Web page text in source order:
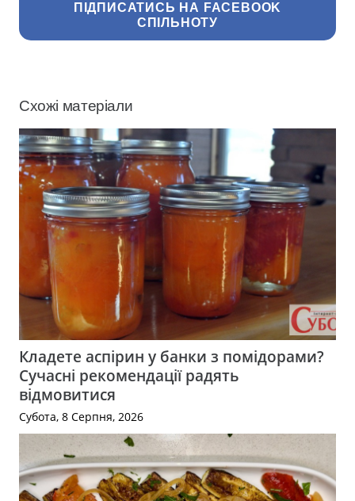
ПІДПИСАТИСЬ НА FACEBOOK
СПІЛЬНОТУ
Схожі матеріали
Кладете аспірин у банки з помідорами?
Сучасні рекомендації радять
відмовитися
Субота, 8 Серпня, 2026